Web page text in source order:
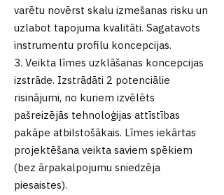
varētu novērst skalu izmešanas risku un
uzlabot tapojuma kvalitāti. Sagatavots
instrumentu profilu koncepcijas.
3. Veikta līmes uzklāšanas koncepcijas
izstrāde. Izstrādāti 2 potenciālie
risinājumi, no kuriem izvēlēts
pašreizējās tehnoloģijas attīstības
pakāpe atbilstošākais. Līmes iekārtas
projektēšana veikta saviem spēkiem
(bez ārpakalpojumu sniedzēja
piesaistes).